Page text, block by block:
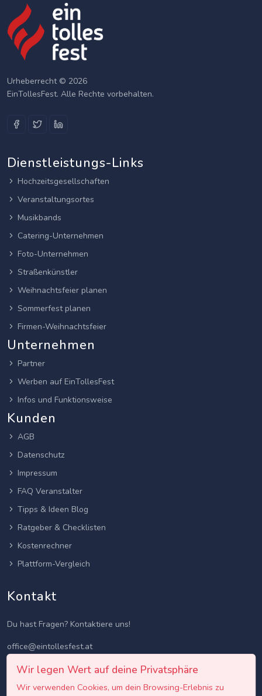
Urheberrecht © 2026
EinTollesFest. Alle Rechte vorbehalten.
Dienstleistungs-Links
Hochzeitsgesellschaften
Veranstaltungsortes
Musikbands
Catering-Unternehmen
Foto-Unternehmen
Straßenkünstler
Weihnachtsfeier planen
Sommerfest planen
Firmen-Weihnachtsfeier
Unternehmen
Partner
Werben auf EinTollesFest
Infos und Funktionsweise
Kunden
AGB
Datenschutz
Impressum
FAQ Veranstalter
Tipps & Ideen Blog
Ratgeber & Checklisten
Kostenrechner
Plattform-Vergleich
Kontakt
Du hast Fragen? Kontaktiere uns!
office@eintollesfest.at
Wir legen Wert auf deine Privatsphäre
Wir verwenden Cookies, um dein Browsing-Erlebnis zu